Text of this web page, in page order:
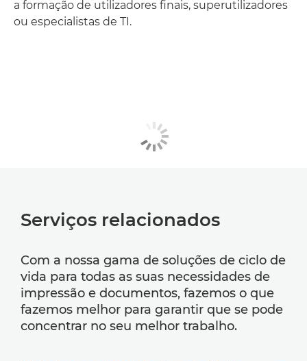
a formação de utilizadores finais, superutilizadores
ou especialistas de TI.
Serviços relacionados
Com a nossa gama de soluções de ciclo de
vida para todas as suas necessidades de
impressão e documentos, fazemos o que
fazemos melhor para garantir que se pode
concentrar no seu melhor trabalho.